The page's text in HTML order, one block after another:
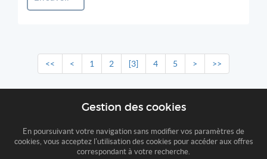
<< < 1 2 [3] 4 5 > >>
Gestion des cookies
En poursuivant votre navigation sans modifier vos paramètres de
cookies, vous acceptez l'utilisation des cookies pour accéder aux offres
correspondant à votre recherche.